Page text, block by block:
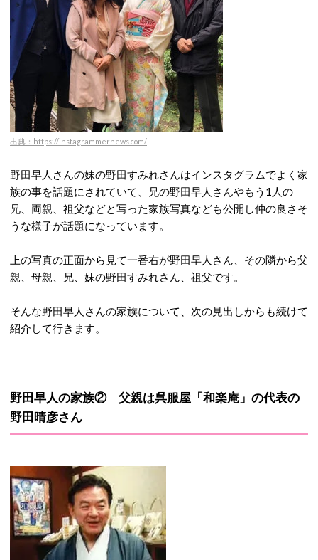
出典：https://instagrammernews.com/
野田早人さんの妹の野田すみれさんはインスタグラムでよく家
族の事を話題にされていて、兄の野田早人さんやもう1人の
兄、両親、祖父などと写った家族写真なども公開し仲の良さそ
うな様子が話題になっています。
上の写真の正面から見て一番右が野田早人さん、その隣から父
親、母親、兄、妹の野田すみれさん、祖父です。
そんな野田早人さんの家族について、次の見出しからも続けて
紹介して行きます。
野田早人の家族② 父親は呉服屋「和楽庵」の代表の
野田晴彦さん